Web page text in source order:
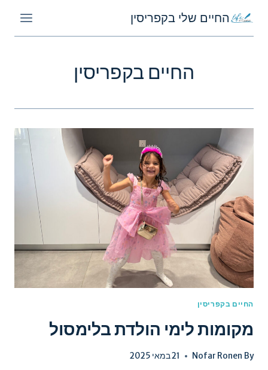
content
החיים שלי בקפריסין
החיים בקפריסין
החיים בקפריסין
מקומות לימי הולדת בלימסול
By
Nofar Ronen 21 במאי 2025